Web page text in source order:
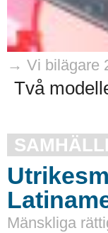
→ Vi bilägare
Två
Mänskliga